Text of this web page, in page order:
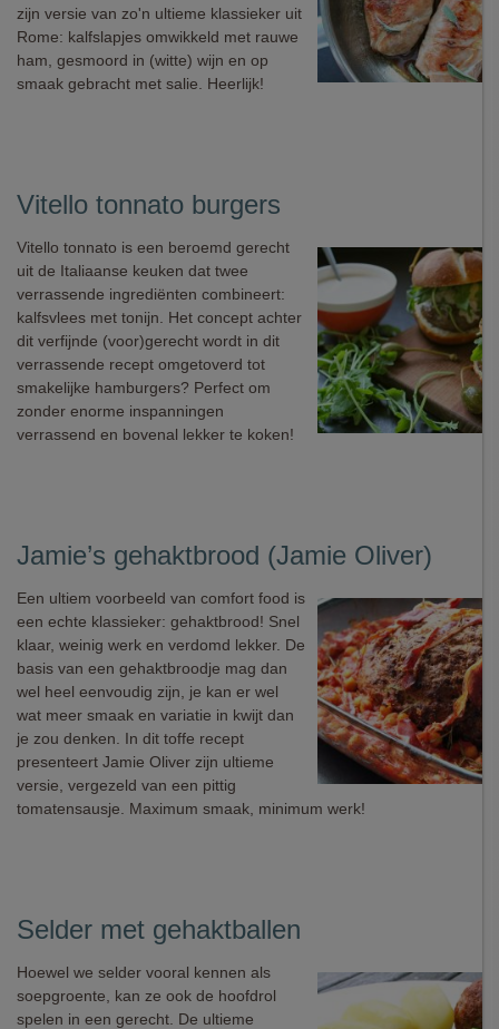
zijn versie van zo'n ultieme klassieker uit
Rome: kalfslapjes omwikkeld met rauwe
ham, gesmoord in (witte) wijn en op
smaak gebracht met salie. Heerlijk!
Vitello tonnato burgers
Vitello tonnato is een beroemd gerecht
uit de Italiaanse keuken dat twee
verrassende ingrediënten combineert:
kalfsvlees met tonijn. Het concept achter
dit verfijnde (voor)gerecht wordt in dit
verrassende recept omgetoverd tot
smakelijke hamburgers? Perfect om
zonder enorme inspanningen
verrassend en bovenal lekker te koken!
Jamie’s gehaktbrood (Jamie Oliver)
Een ultiem voorbeeld van comfort food is
een echte klassieker: gehaktbrood! Snel
klaar, weinig werk en verdomd lekker. De
basis van een gehaktbroodje mag dan
wel heel eenvoudig zijn, je kan er wel
wat meer smaak en variatie in kwijt dan
je zou denken. In dit toffe recept
presenteert Jamie Oliver zijn ultieme
versie, vergezeld van een pittig
tomatensausje. Maximum smaak, minimum werk!
Selder met gehaktballen
Hoewel we selder vooral kennen als
soepgroente, kan ze ook de hoofdrol
spelen in een gerecht. De ultieme